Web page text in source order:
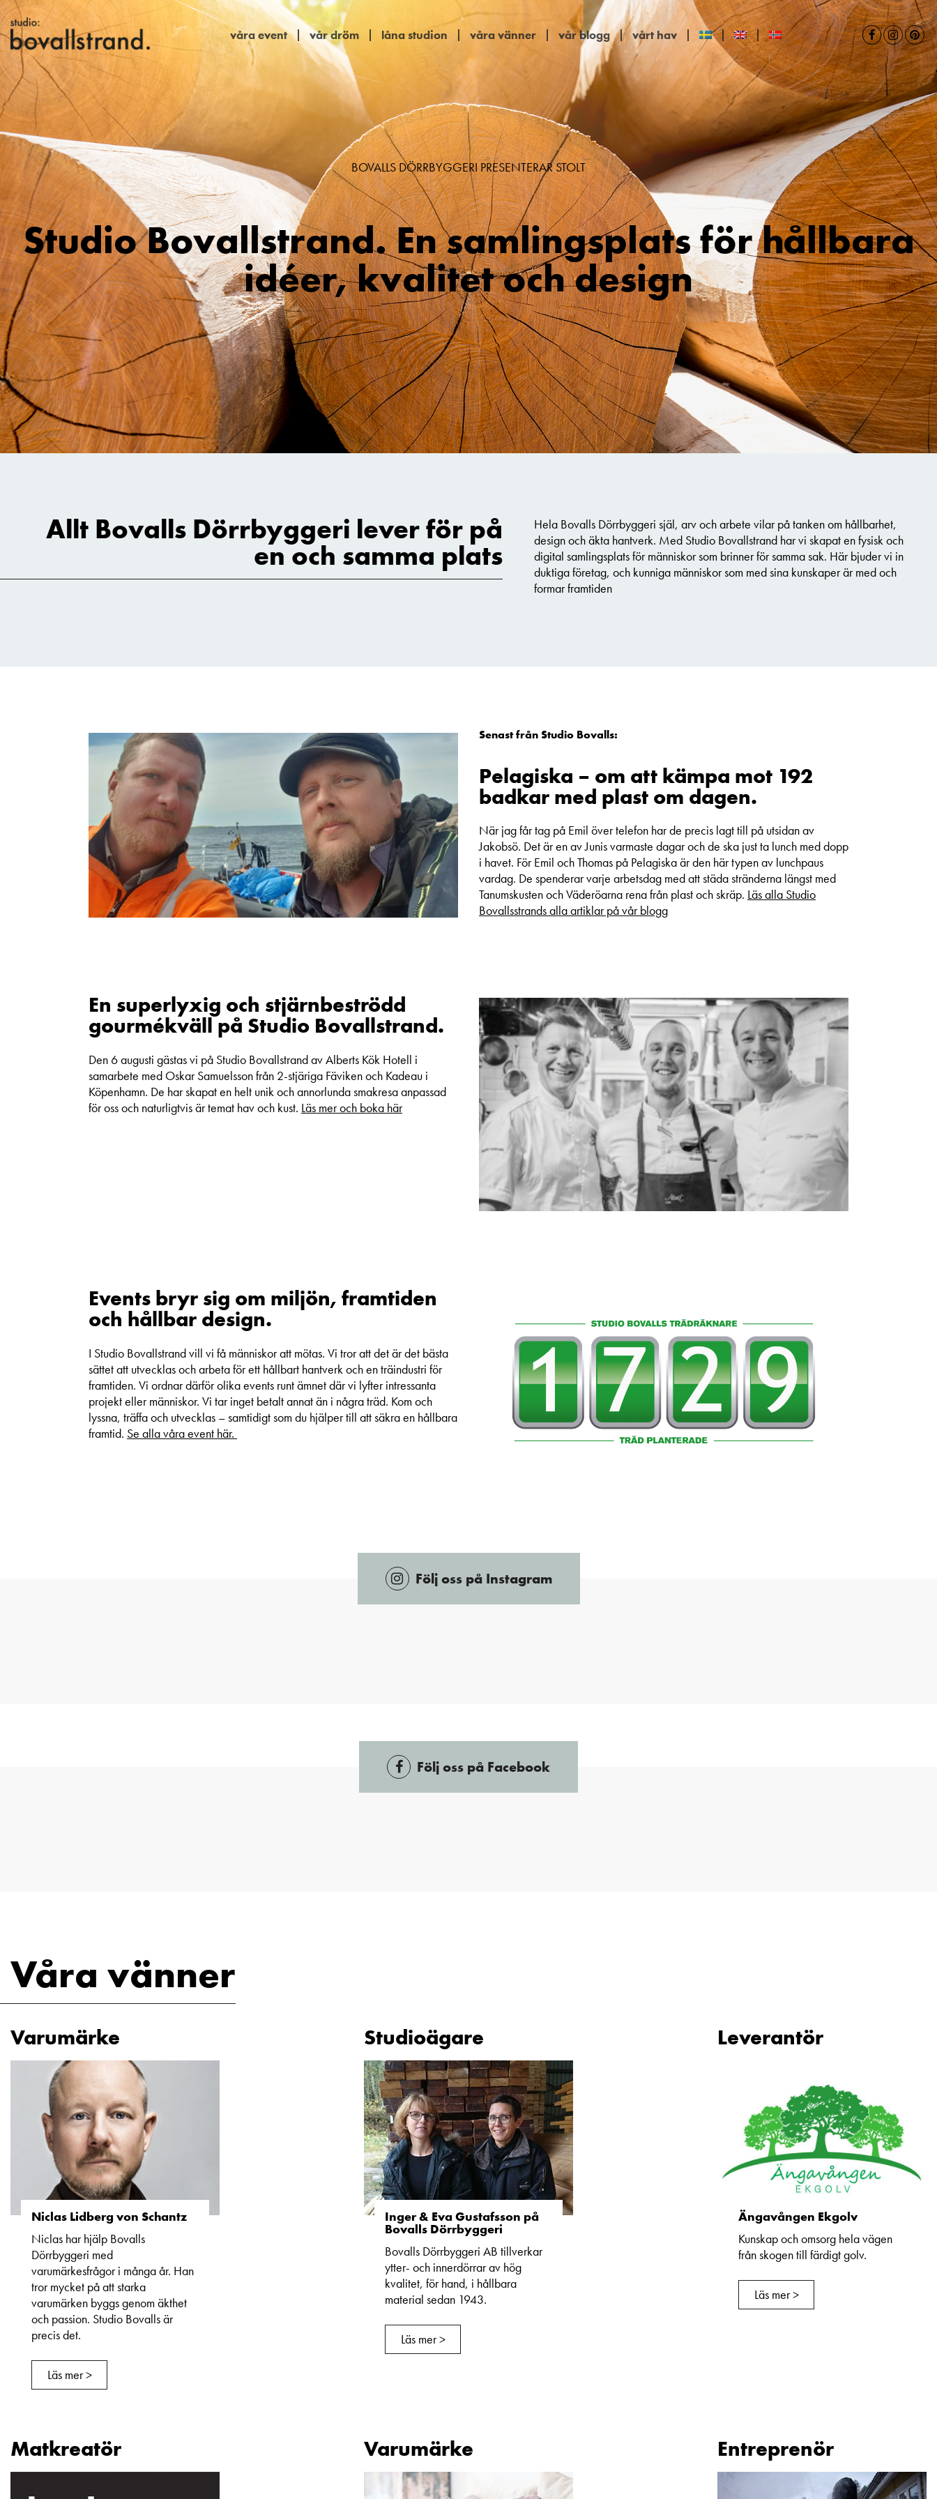
våra event vår dröm låna studion våra vänner vår blogg vårt hav
BOVALLS DÖRRBYGGERI PRESENTERAR STOLT
Studio Bovallstrand. En samlingsplats för hållbara
idéer, kvalitet och design
Allt Bovalls Dörrbyggeri lever för på
en och samma plats
Hela Bovalls Dörrbyggeri själ, arv och arbete vilar på tanken om hållbarhet,
design och äkta hantverk. Med Studio Bovallstrand har vi skapat en fysisk och
digital samlingsplats för människor som brinner för samma sak. Här bjuder vi in
duktiga företag, och kunniga människor som med sina kunskaper är med och
formar framtiden
Senast från Studio Bovalls:
Pelagiska – om att kämpa mot 192
badkar med plast om dagen.
När jag får tag på Emil över telefon har de precis lagt till på utsidan av
Jakobsö. Det är en av Junis varmaste dagar och de ska just ta lunch med dopp
i havet. För Emil och Thomas på Pelagiska är den här typen av lunchpaus
vardag. De spenderar varje arbetsdag med att städa stränderna längst med
Tanumskusten och Väderöarna rena från plast och skräp. Läs alla Studio
Bovallsstrands alla artiklar på vår blogg
En superlyxig och stjärnbeströdd
gourmékväll på Studio Bovallstrand.
Den 6 augusti gästas vi på Studio Bovallstrand av Alberts Kök Hotell i
samarbete med Oskar Samuelsson från 2-stjäriga Fäviken och Kadeau i
Köpenhamn. De har skapat en helt unik och annorlunda smakresa anpassad
för oss och naturligtvis är temat hav och kust. Läs mer och boka här
Events bryr sig om miljön, framtiden
och hållbar design.
I Studio Bovallstrand vill vi få människor att mötas. Vi tror att det är det bästa
sättet att utvecklas och arbeta för ett hållbart hantverk och en träindustri för
framtiden. Vi ordnar därför olika events runt ämnet där vi lyfter intressanta
projekt eller människor. Vi tar inget betalt annat än i några träd. Kom och
lyssna, träffa och utvecklas – samtidigt som du hjälper till att säkra en hållbara
framtid. Se alla våra event här.
Följ oss på Instagram
Följ oss på Facebook
Våra vänner
Varumärke
Niclas Lidberg von Schantz
Niclas har hjälp Bovalls
Dörrbyggeri med
varumärkesfrågor i många år. Han
tror mycket på att starka
varumärken byggs genom äkthet
och passion. Studio Bovalls är
precis det.
Läs mer >
Studioägare
Inger & Eva Gustafsson på
Bovalls Dörrbyggeri
Bovalls Dörrbyggeri AB tillverkar
ytter- och innerdörrar av hög
kvalitet, för hand, i hållbara
material sedan 1943.
Läs mer >
Leverantör
Ängavången Ekgolv
Kunskap och omsorg hela vägen
från skogen till färdigt golv.
Läs mer >
Matkreatör Varumärke Entreprenör